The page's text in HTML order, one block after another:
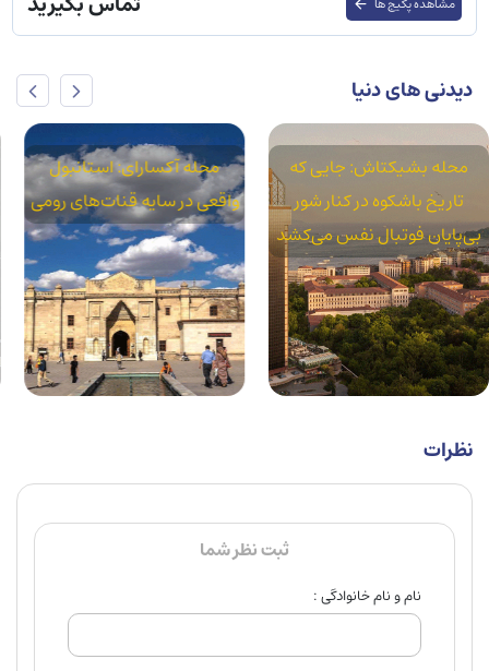
دیدنی های دنیا
محله آکسارای: استانبول
واقعی در سایه قنات‌های رومی
پاساژ چیچک: جایی که تاریخ،
موسیقی و طعم‌ها در قلب
استقلال به هم می‌رسند
نظرات
ثبت نظر شما
نام و نام خانوادگی :